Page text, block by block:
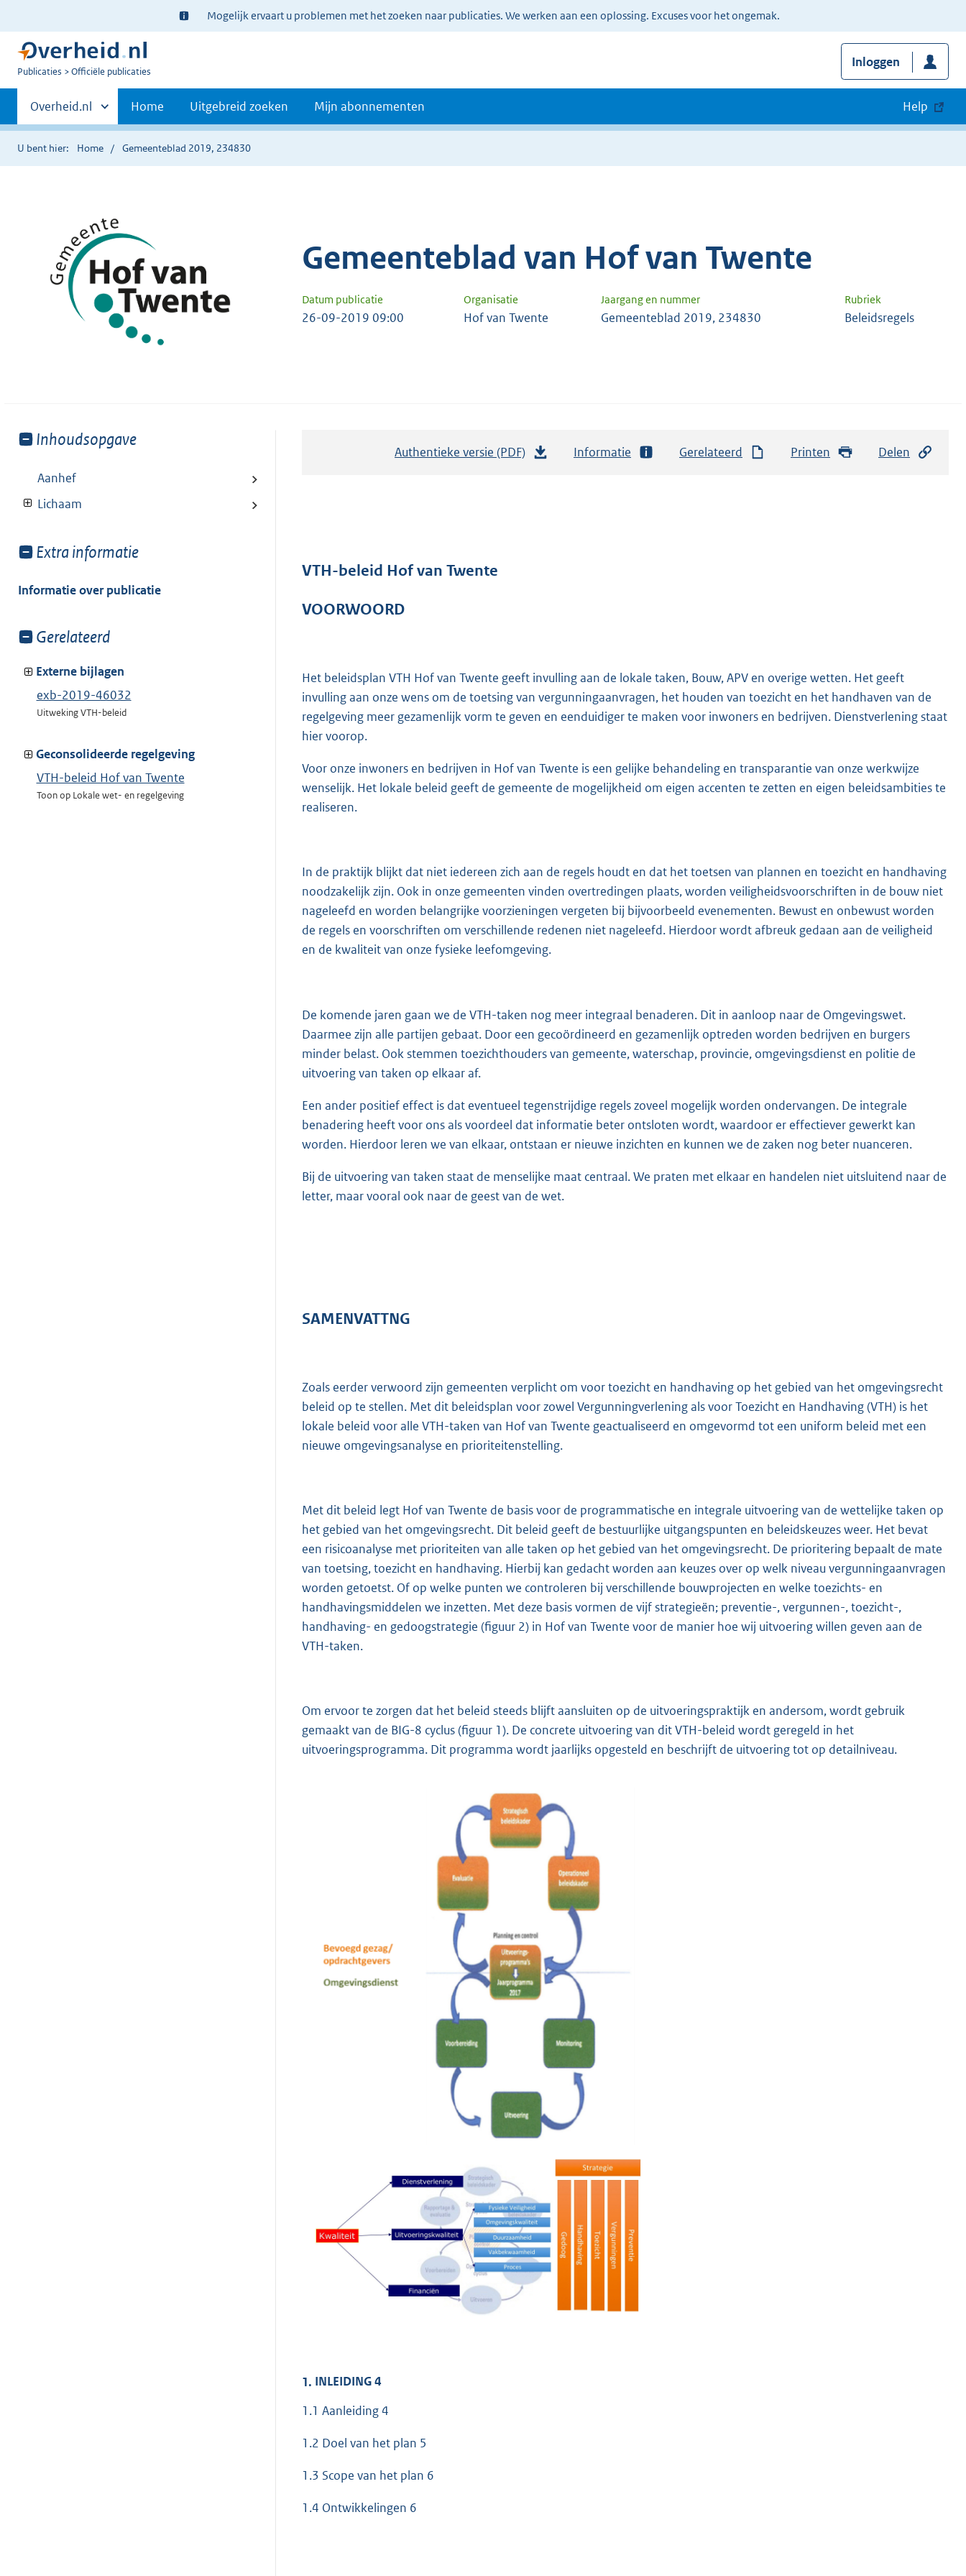
Ter
informatie:
Mogelijk ervaart u problemen met het zoeken naar publicaties. We werken aan een oplossing. Excuses voor het ongemak.
U
Publicaties Officiële publicaties
Inloggen
Primaire
navigatie
Andere
sites
binnen
Overheid.nl Home Uitgebreid zoeken Mijn abonnementen Help
U bent hier: Home Gemeenteblad 2019, 234830
Gemeenteblad van Hof van Twente
Datum publicatie Organisatie Jaargang en nummer Rubriek
26-09-2019 09:00 Hof van Twente Gemeenteblad 2019, 234830 Beleidsregels
Toon
van:
Inhoudsopgave
Aanhef
Lichaam
Toon
van:
Extra informatie
Informatie over publicatie
Toon
van:
Gerelateerd
Externe bijlagen
exb-2019-46032
Uitweking VTH-beleid
Geconsolideerde regelgeving
VTH-beleid Hof van Twente
Toon op Lokale wet- en regelgeving
Authentieke versie (PDF)
t
t
e
1
,
Informatie Gerelateerd Printen Delen
VTH-beleid Hof van Twente
VOORWOORD
Het beleidsplan VTH Hof van Twente geeft invulling aan de lokale taken, Bouw, APV en overige wetten. Het geeft
invulling aan onze wens om de toetsing van vergunningaanvragen, het houden van toezicht en het handhaven van de
regelgeving meer gezamenlijk vorm te geven en eenduidiger te maken voor inwoners en bedrijven. Dienstverlening staat
hier voorop.
Voor onze inwoners en bedrijven in Hof van Twente is een gelijke behandeling en transparantie van onze werkwijze
wenselijk. Het lokale beleid geeft de gemeente de mogelijkheid om eigen accenten te zetten en eigen beleidsambities te
realiseren.
In de praktijk blijkt dat niet iedereen zich aan de regels houdt en dat het toetsen van plannen en toezicht en handhaving
noodzakelijk zijn. Ook in onze gemeenten vinden overtredingen plaats, worden veiligheidsvoorschriften in de bouw niet
nageleefd en worden belangrijke voorzieningen vergeten bij bijvoorbeeld evenementen. Bewust en onbewust worden
de regels en voorschriften om verschillende redenen niet nageleefd. Hierdoor wordt afbreuk gedaan aan de veiligheid
en de kwaliteit van onze fysieke leefomgeving.
De komende jaren gaan we de VTH-taken nog meer integraal benaderen. Dit in aanloop naar de Omgevingswet.
Daarmee zijn alle partijen gebaat. Door een gecoördineerd en gezamenlijk optreden worden bedrijven en burgers
minder belast. Ook stemmen toezichthouders van gemeente, waterschap, provincie, omgevingsdienst en politie de
uitvoering van taken op elkaar af.
Een ander positief effect is dat eventueel tegenstrijdige regels zoveel mogelijk worden ondervangen. De integrale
benadering heeft voor ons als voordeel dat informatie beter ontsloten wordt, waardoor er effectiever gewerkt kan
worden. Hierdoor leren we van elkaar, ontstaan er nieuwe inzichten en kunnen we de zaken nog beter nuanceren.
Bij de uitvoering van taken staat de menselijke maat centraal. We praten met elkaar en handelen niet uitsluitend naar de
letter, maar vooral ook naar de geest van de wet.
SAMENVATTNG
Zoals eerder verwoord zijn gemeenten verplicht om voor toezicht en handhaving op het gebied van het omgevingsrecht
beleid op te stellen. Met dit beleidsplan voor zowel Vergunningverlening als voor Toezicht en Handhaving (VTH) is het
lokale beleid voor alle VTH-taken van Hof van Twente geactualiseerd en omgevormd tot een uniform beleid met een
nieuwe omgevingsanalyse en prioriteitenstelling.
Met dit beleid legt Hof van Twente de basis voor de programmatische en integrale uitvoering van de wettelijke taken op
het gebied van het omgevingsrecht. Dit beleid geeft de bestuurlijke uitgangspunten en beleidskeuzes weer. Het bevat
een risicoanalyse met prioriteiten van alle taken op het gebied van het omgevingsrecht. De prioritering bepaalt de mate
van toetsing, toezicht en handhaving. Hierbij kan gedacht worden aan keuzes over op welk niveau vergunningaanvragen
worden getoetst. Of op welke punten we controleren bij verschillende bouwprojecten en welke toezichts- en
handhavingsmiddelen we inzetten. Met deze basis vormen de vijf strategieën; preventie-, vergunnen-, toezicht-,
handhaving- en gedoogstrategie (figuur 2) in Hof van Twente voor de manier hoe wij uitvoering willen geven aan de
VTH-taken.
Om ervoor te zorgen dat het beleid steeds blijft aansluiten op de uitvoeringspraktijk en andersom, wordt gebruik
gemaakt van de BIG-8 cyclus (figuur 1). De concrete uitvoering van dit VTH-beleid wordt geregeld in het
uitvoeringsprogramma. Dit programma wordt jaarlijks opgesteld en beschrijft de uitvoering tot op detailniveau.
1. INLEIDING 4
1.1 Aanleiding 4
1.2 Doel van het plan 5
1.3 Scope van het plan 6
1.4 Ontwikkelingen 6